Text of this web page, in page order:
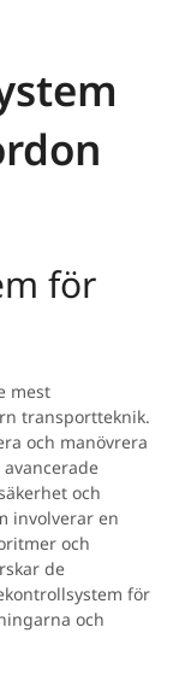
för
mest
transportteknik.
och manövrera
och
involverar en
och
de
för
och